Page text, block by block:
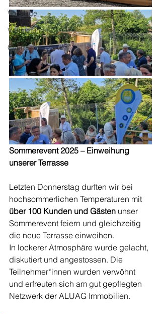
Vorsorge
Vermietung
Courtelary
Sommerevent 2025 – Einweihung
unserer Terrasse
Letzten Donnerstag durften wir bei
hochsommerlichen Temperaturen mit
über 100 Kunden und Gästen unser
Sommerevent feiern und gleichzeitig
die neue Terrasse einweihen.
In lockerer Atmosphäre wurde gelacht,
diskutiert und angestossen. Die
Teilnehmer*innen wurden verwöhnt
und erfreuten sich am gut gepflegten
Netzwerk der ALUAG Immobilien.